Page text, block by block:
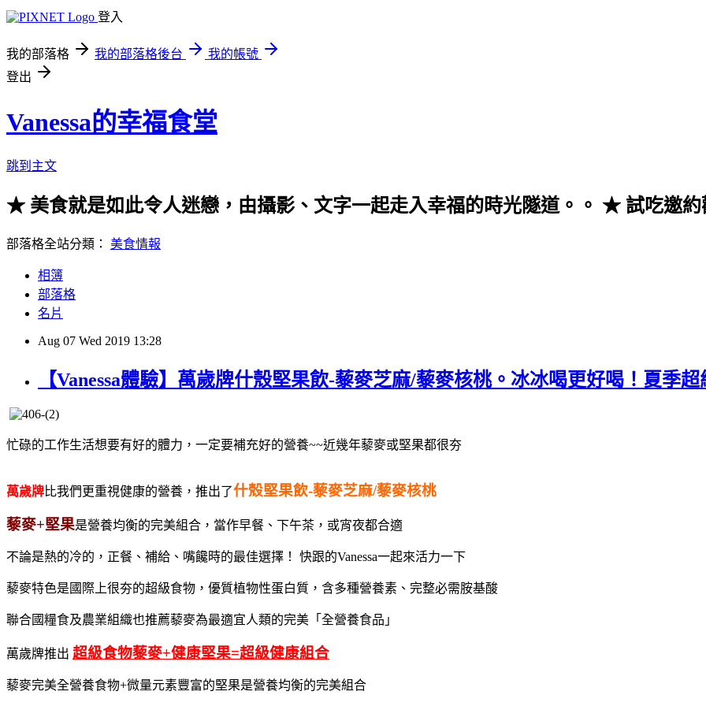
登入
我的部落格 我的部落格後台
我的帳號
登出
Vanessa的幸福食堂
跳到主文
★ 美食就是如此令人迷戀，由攝影、文字一起走入幸福的時光隧道。。 ★ 試吃邀約
部落格全站分類： 美食情報
相簿
部落格
名片
Aug 07 Wed 2019 13:28
【Vanessa體驗】萬歲牌什殼堅果飲-藜麥芝麻/藜麥核桃。冰冰喝更好喝！夏季
忙碌的工作生活想要有好的體力，一定要補充好的營養~~近幾年藜麥或堅果都很夯
萬歲牌比我們更重視健康的營養，推出了什殼堅果飲-藜麥芝麻/藜麥核桃
藜麥+堅果是營養均衡的完美組合，當作早餐、下午茶，或宵夜都合適
不論是熱的冷的，正餐、補給、嘴饞時的最佳選擇！ 快跟的Vanessa一起來活力一下
藜麥特色是國際上很夯的超級食物，優質植物性蛋白質，含多種營養素、完整必需胺基酸
聯合國糧食及農業組織也推薦藜麥為最適宜人類的完美「全營養食品」
萬歲牌推出 超級食物藜麥+健康堅果=超級健康組合
藜麥完美全營養食物+微量元素豐富的堅果是營養均衡的完美組合